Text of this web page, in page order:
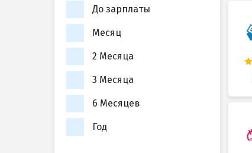
До зарплаты
Месяц
2 Месяца
3 Месяца
6 Месяцев
Год